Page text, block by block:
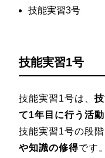
技能実習3号
技能実習1号
技能実習1号は、
て1年目に行う活動
技能実習1号の段
や知識の修得です